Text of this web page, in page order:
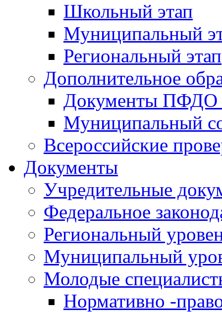
Школьный этап
Муниципальный
Региональный этап
Дополнительное
Документы ПФДО
Муниципальный
Всероссийские
Документы
Учредительные
Федеральное
Региональный
Муниципальный
Молодые
Нормативно -